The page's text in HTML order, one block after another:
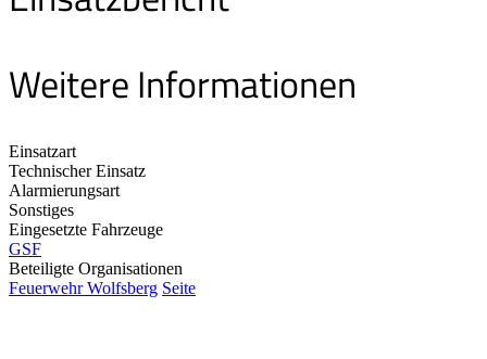
Weitere Informationen
Einsatzart
Technischer Einsatz
Alarmierungsart
Sonstiges
Eingesetzte Fahrzeuge
GSF
Beteiligte Organisationen
Feuerwehr Wolfsberg Seite